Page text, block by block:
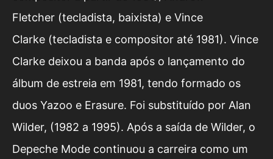
Fletcher (tecladista, baixista) e Vince
Clarke (tecladista e compositor até 1981). Vince
Clarke deixou a banda após o lançamento do
álbum de estreia em 1981, tendo formado os
duos Yazoo e Erasure. Foi substituído por Alan
Wilder, (1982 a 1995). Após a saída de Wilder, o
Depeche Mode continuou a carreira como um